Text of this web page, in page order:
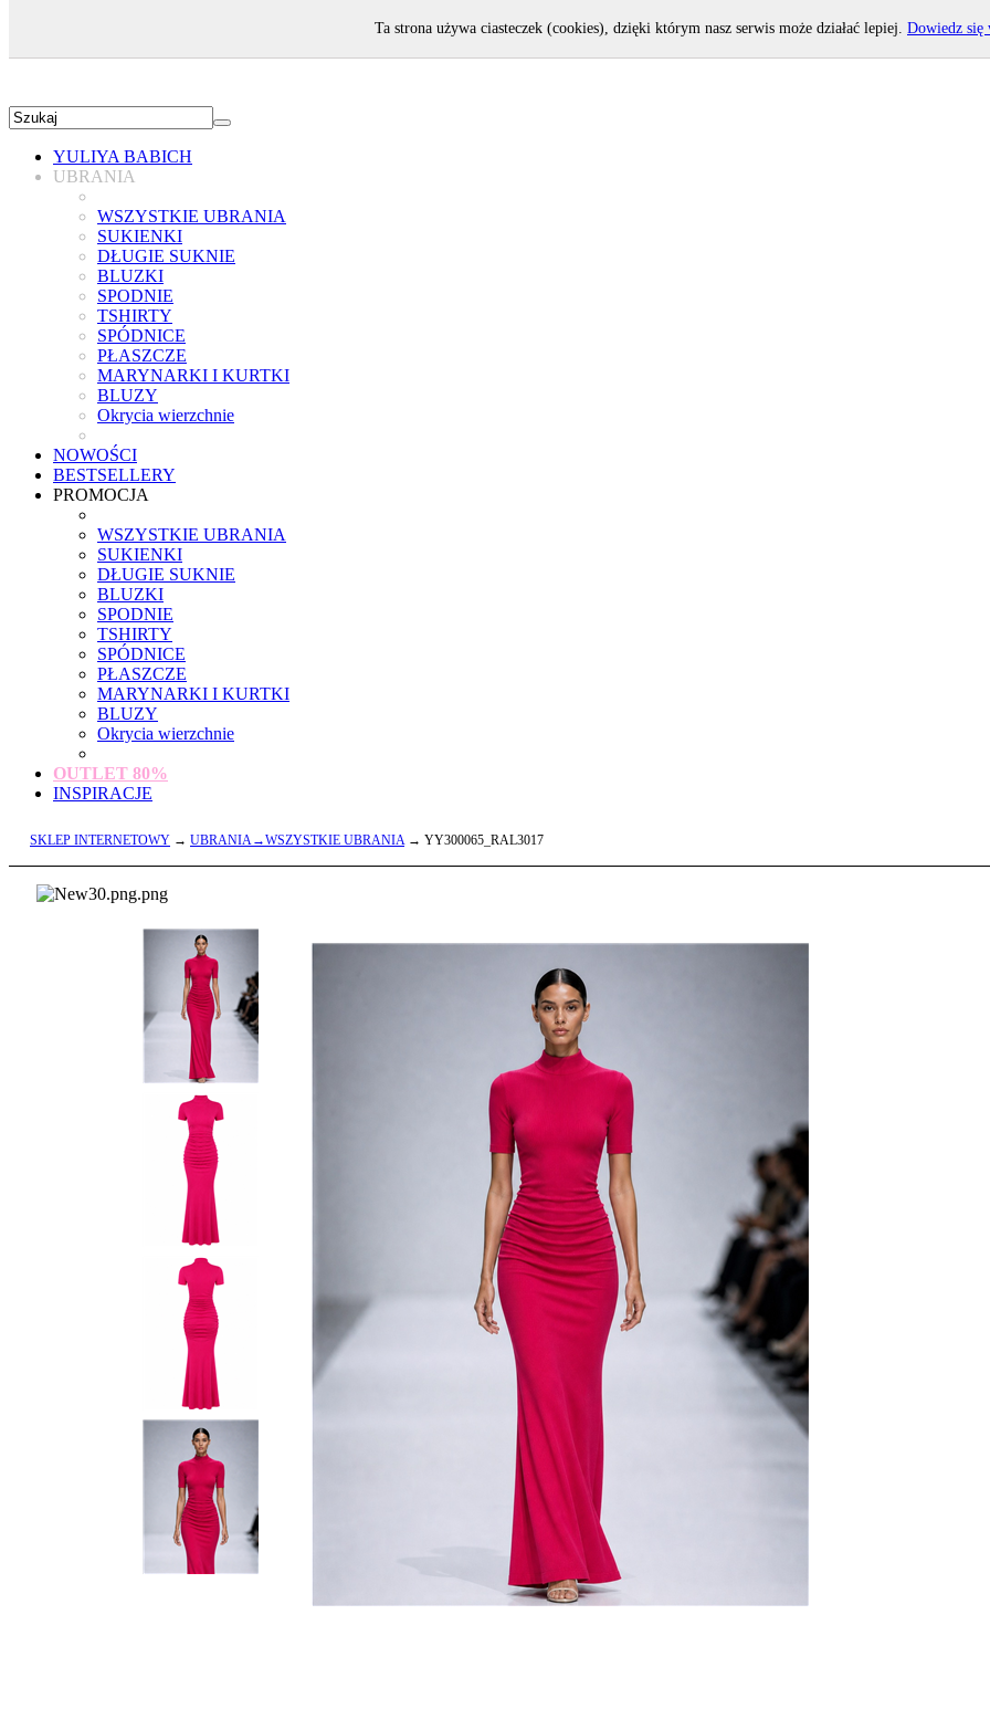
YULIYA BABICH
UBRANIA
WSZYSTKIE UBRANIA
SUKIENKI
DŁUGIE SUKNIE
BLUZKI
SPODNIE
TSHIRTY
SPÓDNICE
PŁASZCZE
MARYNARKI I KURTKI
BLUZY
Okrycia wierzchnie
NOWOŚCI
BESTSELLERY
PROMOCJA
WSZYSTKIE UBRANIA
SUKIENKI
DŁUGIE SUKNIE
BLUZKI
SPODNIE
TSHIRTY
SPÓDNICE
PŁASZCZE
MARYNARKI I KURTKI
BLUZY
Okrycia wierzchnie
OUTLET 80%
INSPIRACJE
SKLEP INTERNETOWY → UBRANIA→WSZYSTKIE UBRANIA→ YY300065_RAL3017
Ta strona używa ciasteczek (cookies), dzięki którym nasz serwis może działać lepiej. Dowiedz się